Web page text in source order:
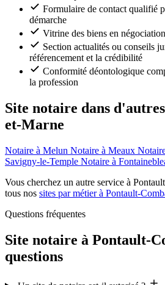
Formulaire de contact qualifié
démarche
Vitrine des biens en
Section actualités ou conseils
référencement et la crédibilité
Conformité déontologique
la profession
Site notaire dans
et-Marne
Notaire à Melun Notaire à Meaux
Savigny-le-Temple Notaire à
Vous cherchez un autre service à
tous nos sites par métier à Pontault-
Questions fréquentes
Site notaire à Pontault-
questions